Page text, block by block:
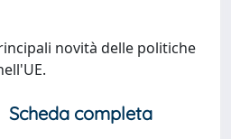
novità delle politiche
Scheda completa